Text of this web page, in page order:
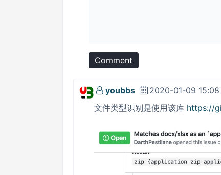
Comment
youbbs
2020-01-09 15:08
文件类型识别是使用该库 https://